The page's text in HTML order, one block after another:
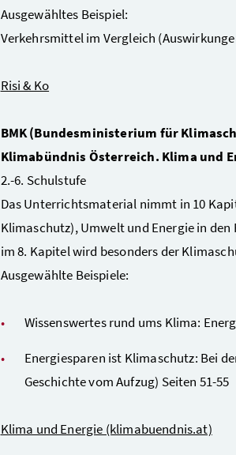
Ausgewähltes Beispiel:
Verkehrsmittel im Vergleich
Risi & Ko
BMK (Bundesministerium für
Klimabündnis Österreich. Klima und
2.-6. Schulstufe
Das Unterrichtsmaterial nimmt in 10
Klimaschutz), Umwelt und Energie in
im 8. Kapitel wird besonders der
Ausgewählte Beispiele:
Wissenswertes rund ums Klima:
Energiesparen ist Klimaschutz: Bei
Geschichte vom Aufzug) Seiten 51-55
Klima und Energie (klimabuendnis.at)